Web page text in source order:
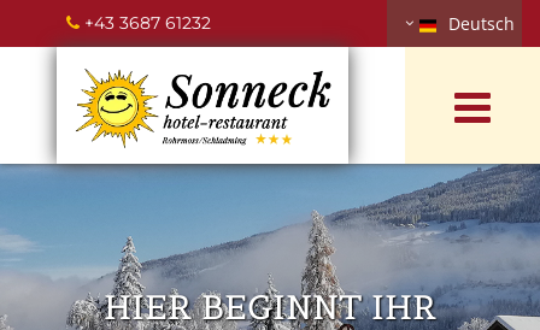
 +43 3687 61232 Deutsch
HIER BEGINNT IHR